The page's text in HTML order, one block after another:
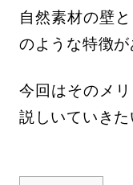
自然素材の壁
のような特徴
今回はそのメ
説しいていきた